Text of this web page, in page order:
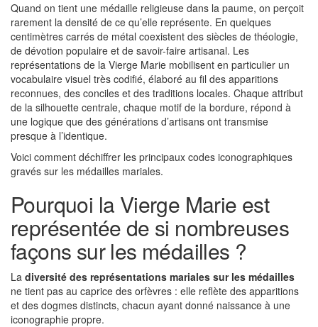
Quand on tient une médaille religieuse dans la paume, on perçoit
rarement la densité de ce qu’elle représente. En quelques
centimètres carrés de métal coexistent des siècles de théologie,
de dévotion populaire et de savoir-faire artisanal. Les
représentations de la Vierge Marie mobilisent en particulier un
vocabulaire visuel très codifié, élaboré au fil des apparitions
reconnues, des conciles et des traditions locales. Chaque attribut
de la silhouette centrale, chaque motif de la bordure, répond à
une logique que des générations d’artisans ont transmise
presque à l’identique.
Voici comment déchiffrer les principaux codes iconographiques
gravés sur les médailles mariales.
Pourquoi la Vierge Marie est
représentée de si nombreuses
façons sur les médailles ?
La diversité des représentations mariales sur les médailles
ne tient pas au caprice des orfèvres : elle reflète des apparitions
et des dogmes distincts, chacun ayant donné naissance à une
iconographie propre.